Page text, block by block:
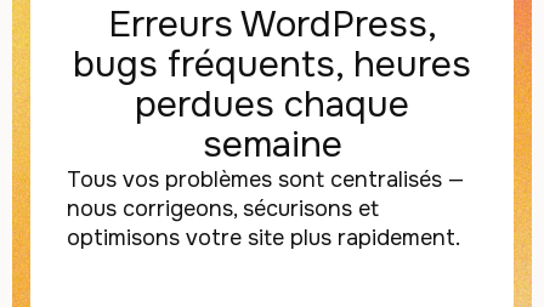
Erreurs WordPress,
bugs fréquents, heures
perdues chaque
semaine
Tous vos problèmes sont centralisés —
nous corrigeons, sécurisons et
optimisons votre site plus rapidement.